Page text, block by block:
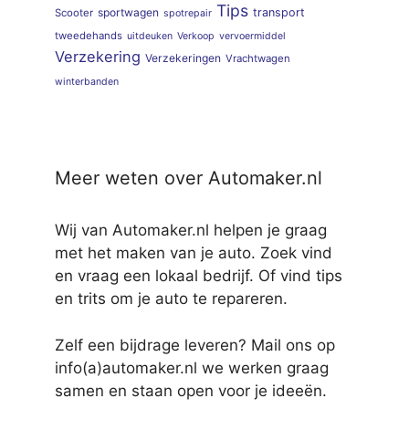
Scooter sportwagen spotrepair Tips transport
tweedehands uitdeuken Verkoop vervoermiddel
Verzekering Verzekeringen Vrachtwagen
winterbanden
Meer weten over Automaker.nl
Wij van Automaker.nl helpen je graag
met het maken van je auto. Zoek vind
en vraag een lokaal bedrijf. Of vind tips
en trits om je auto te repareren.
Zelf een bijdrage leveren? Mail ons op
info(a)automaker.nl we werken graag
samen en staan open voor je ideeën.